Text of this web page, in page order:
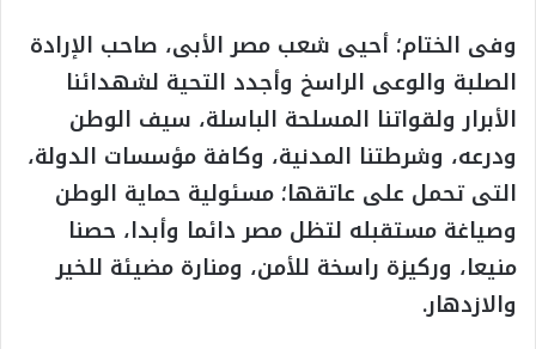
وفى الختام؛ أحيى شعب مصر الأبى، صاحب الإرادة
الصلبة والوعى الراسخ وأجدد التحية لشهدائنا
الأبرار ولقواتنا المسلحة الباسلة، سيف الوطن
ودرعه، وشرطتنا المدنية، وكافة مؤسسات الدولة،
التى تحمل على عاتقها؛ مسئولية حماية الوطن
وصياغة مستقبله لتظل مصر دائما وأبدا، حصنا
منيعا، وركيزة راسخة للأمن، ومنارة مضيئة للخير
والازدهار.